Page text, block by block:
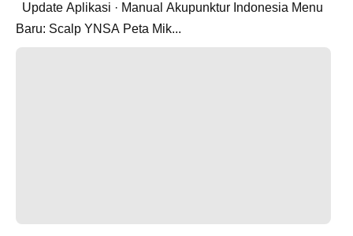
Baru: Scalp YNSA Peta Mik...